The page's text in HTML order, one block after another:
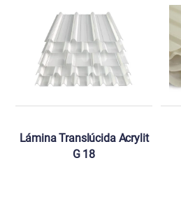
Lámina Translúcida Acrylit
G 18